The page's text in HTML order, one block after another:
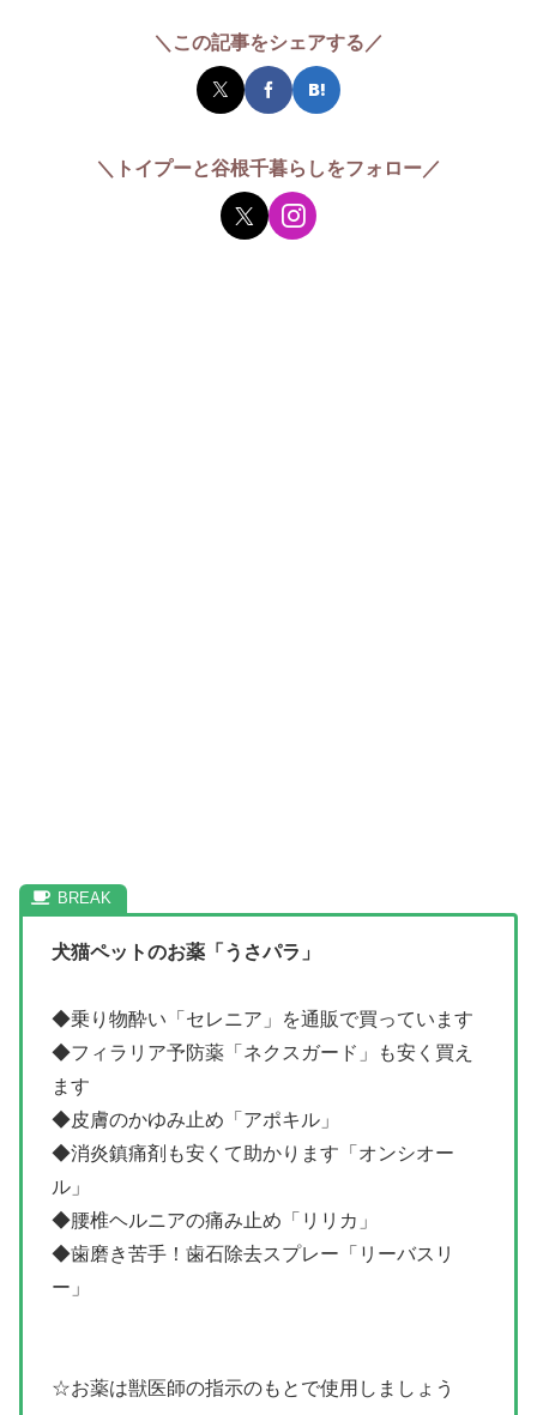
＼この記事をシェアする／
＼トイプーと谷根千暮らしをフォロー／
犬猫ペットのお薬「うさパラ」
◆乗り物酔い「セレニア」を通販で買っています
◆フィラリア予防薬「ネクスガード」も安く買え
ます
◆皮膚のかゆみ止め「アポキル」
◆消炎鎮痛剤も安くて助かります「オンシオー
ル」
◆腰椎ヘルニアの痛み止め「リリカ」
◆歯磨き苦手！歯石除去スプレー「リーバスリ
ー」
☆お薬は獣医師の指示のもとで使用しましょう